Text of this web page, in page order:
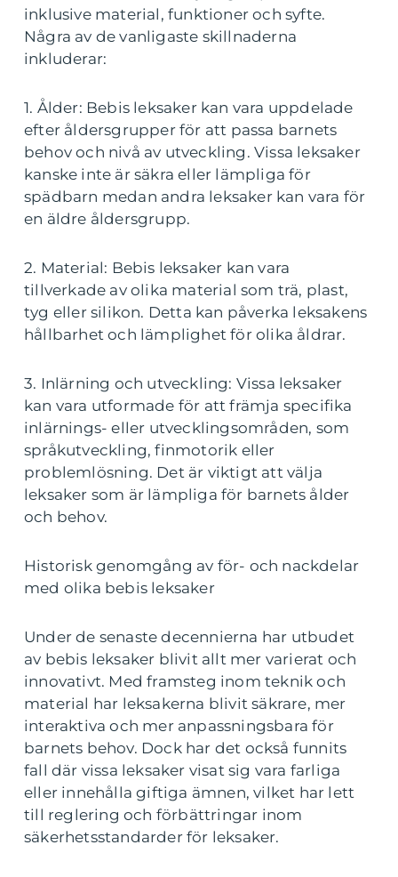
inklusive material, funktioner och syfte.
Några av de vanligaste skillnaderna
inkluderar:
1. Ålder: Bebis leksaker kan vara uppdelade
efter åldersgrupper för att passa barnets
behov och nivå av utveckling. Vissa leksaker
kanske inte är säkra eller lämpliga för
spädbarn medan andra leksaker kan vara för
en äldre åldersgrupp.
2. Material: Bebis leksaker kan vara
tillverkade av olika material som trä, plast,
tyg eller silikon. Detta kan påverka leksakens
hållbarhet och lämplighet för olika åldrar.
3. Inlärning och utveckling: Vissa leksaker
kan vara utformade för att främja specifika
inlärnings- eller utvecklingsområden, som
språkutveckling, finmotorik eller
problemlösning. Det är viktigt att välja
leksaker som är lämpliga för barnets ålder
och behov.
Historisk genomgång av för- och nackdelar
med olika bebis leksaker
Under de senaste decennierna har utbudet
av bebis leksaker blivit allt mer varierat och
innovativt. Med framsteg inom teknik och
material har leksakerna blivit säkrare, mer
interaktiva och mer anpassningsbara för
barnets behov. Dock har det också funnits
fall där vissa leksaker visat sig vara farliga
eller innehålla giftiga ämnen, vilket har lett
till reglering och förbättringar inom
säkerhetsstandarder för leksaker.